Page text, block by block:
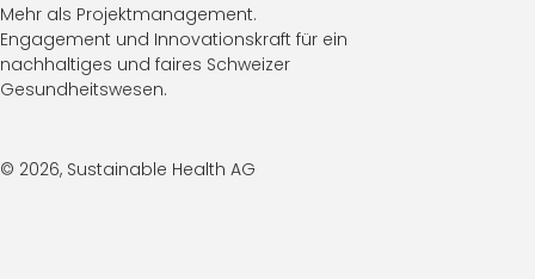
Mehr als Projektmanagement.
Engagement und Innovationskraft für ein
nachhaltiges und faires Schweizer
Gesundheitswesen.
© 2026, Sustainable Health AG